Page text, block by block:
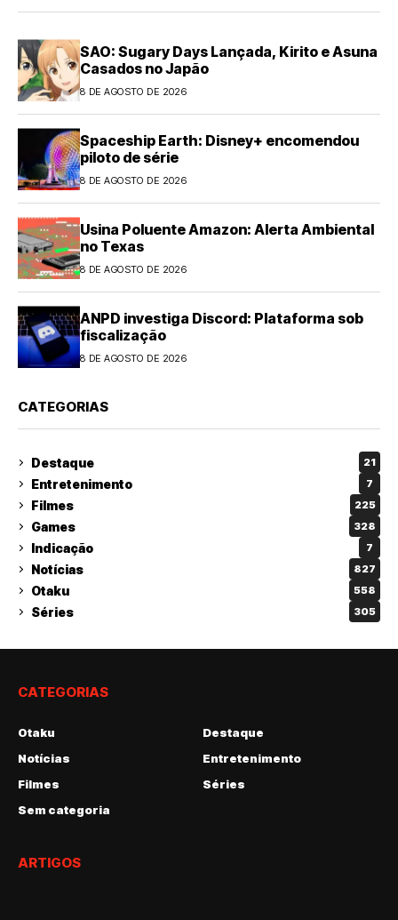
SAO: Sugary Days Lançada, Kirito e Asuna
Casados no Japão
8 DE AGOSTO DE 2026
Spaceship Earth: Disney+ encomendou
piloto de série
8 DE AGOSTO DE 2026
Usina Poluente Amazon: Alerta Ambiental
no Texas
8 DE AGOSTO DE 2026
ANPD investiga Discord: Plataforma sob
fiscalização
8 DE AGOSTO DE 2026
CATEGORIAS
Destaque 21
Entretenimento 7
Filmes 225
Games 328
Indicação 7
Notícias 827
Otaku 558
Séries 305
CATEGORIAS
Otaku
Destaque
Notícias
Entretenimento
Filmes
Séries
Sem categoria
ARTIGOS